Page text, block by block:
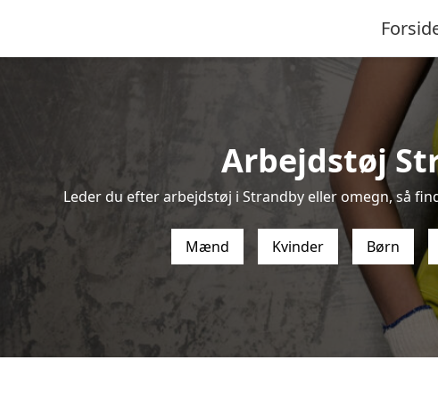
Arbejdstøj
Leder du efter arbejdstøj i Strandby eller omegn, så
Mænd Kvinder Børn